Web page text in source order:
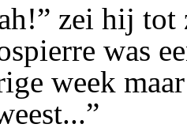
zei hij
was
week